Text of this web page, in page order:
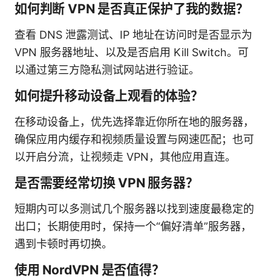
如何判断 VPN 是否真正保护了我的数据？
查看 DNS 泄露测试、IP 地址在访问时是否显示为
VPN 服务器地址、以及是否启用 Kill Switch。可
以通过第三方隐私测试网站进行验证。
如何提升移动设备上观看的体验？
在移动设备上，优先选择靠近你所在地的服务器，
确保应用内缓存和视频质量设置与网速匹配；也可
以开启分流，让视频走 VPN，其他应用直连。
是否需要经常切换 VPN 服务器？
短期内可以多测试几个服务器以找到速度最稳定的
出口；长期使用时，保持一个“偏好清单”服务器，
遇到卡顿时再切换。
使用 NordVPN 是否值得？